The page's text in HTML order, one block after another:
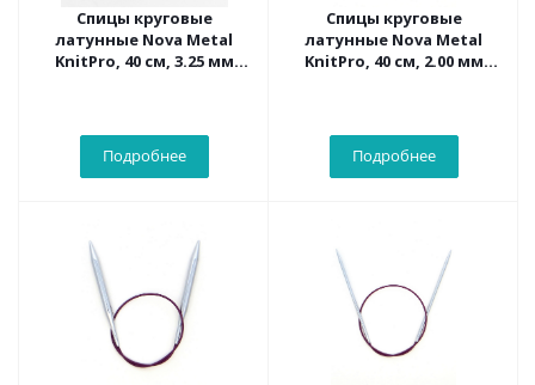
Спицы круговые
латунные Nova Metal
KnitPro, 40 см, 3.25 мм
Подробнее
Спицы круговые
латунные Nova Metal
KnitPro, 40 см, 2.00 мм
Подробнее